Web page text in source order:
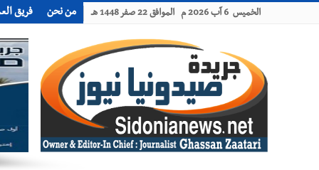
الخميس 6 آب 2026 م الموافق 22 صفر 1448 هـ من نحن فريق